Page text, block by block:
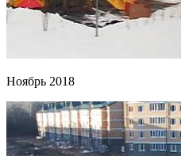
Ноябрь 2018